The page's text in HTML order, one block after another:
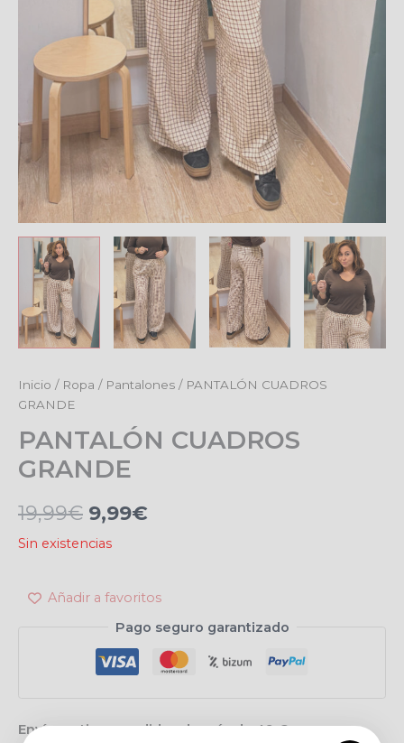
Inicio / Ropa / Pantalones / PANTALÓN CUADROS
GRANDE
PANTALÓN CUADROS
GRANDE
19,99€
El
precio
original
19,99€.
9,99€
El
actual
Sin existencias
Añadir a favoritos
Pago seguro garantizado
Envío gratis en pedidos de más de 49 €